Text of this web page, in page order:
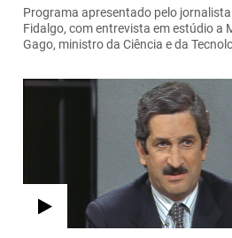
Programa apresentado pelo
Fidalgo, com entrevista em estúdio a
Gago, ministro da Ciência e da